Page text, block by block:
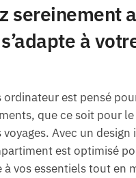
sereinement
à
ordinateur est pensé
que ce soit pour
Avec un design
est optimisé
à vos essentiels tout en